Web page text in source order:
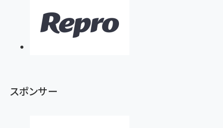
スポンサー